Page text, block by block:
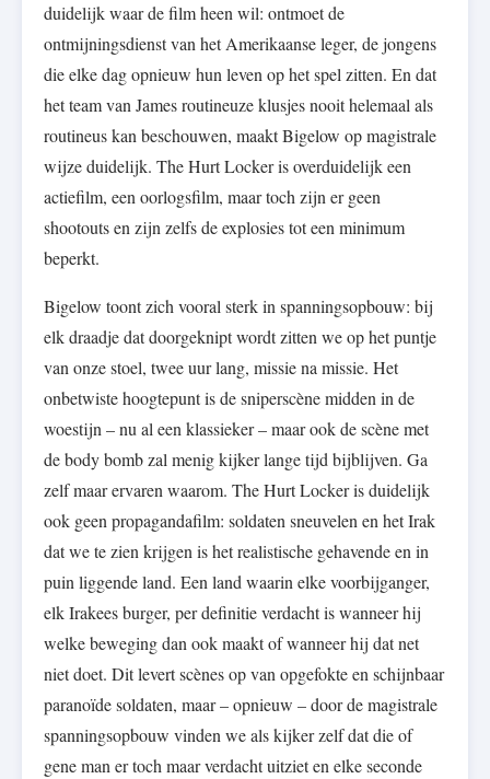
duidelijk waar de film heen wil: ontmoet de
ontmijningsdienst van het Amerikaanse leger, de jongens
die elke dag opnieuw hun leven op het spel zitten. En dat
het team van James routineuze klusjes nooit helemaal als
routineus kan beschouwen, maakt Bigelow op magistrale
wijze duidelijk. The Hurt Locker is overduidelijk een
actiefilm, een oorlogsfilm, maar toch zijn er geen
shootouts en zijn zelfs de explosies tot een minimum
beperkt.
Bigelow toont zich vooral sterk in spanningsopbouw: bij
elk draadje dat doorgeknipt wordt zitten we op het puntje
van onze stoel, twee uur lang, missie na missie. Het
onbetwiste hoogtepunt is de sniperscène midden in de
woestijn – nu al een klassieker – maar ook de scène met
de body bomb zal menig kijker lange tijd bijblijven. Ga
zelf maar ervaren waarom. The Hurt Locker is duidelijk
ook geen propagandafilm: soldaten sneuvelen en het Irak
dat we te zien krijgen is het realistische gehavende en in
puin liggende land. Een land waarin elke voorbijganger,
elk Irakees burger, per definitie verdacht is wanneer hij
welke beweging dan ook maakt of wanneer hij dat net
niet doet. Dit levert scènes op van opgefokte en schijnbaar
paranoïde soldaten, maar – opnieuw – door de magistrale
spanningsopbouw vinden we als kijker zelf dat die of
gene man er toch maar verdacht uitziet en elke seconde